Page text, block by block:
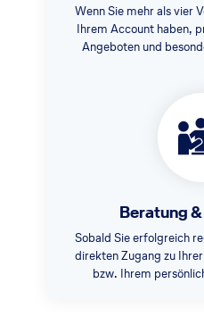
Wenn Sie mehr als vier
Ihrem Account haben,
Angeboten und
Beratung
Sobald Sie erfolgreich
direkten Zugang zu
bzw. Ihrem